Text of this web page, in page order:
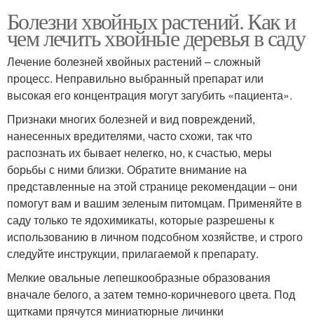
Болезни хвойных растений. Как и
чем лечить хвойные деревья в саду
Лечение болезней хвойных растений – сложный
процесс. Неправильно выбранный препарат или
высокая его концентрация могут загубить «пациента».
Признаки многих болезней и вид повреждений,
нанесенных вредителями, часто схожи, так что
распознать их бывает нелегко, но, к счастью, меры
борьбы с ними близки. Обратите внимание на
представленные на этой странице рекомендации – они
помогут вам и вашим зеленым питомцам. Применяйте в
саду только те ядохимикаты, которые разрешены к
использованию в личном подсобном хозяйстве, и строго
следуйте инструкции, прилагаемой к препарату.
Мелкие овальные лепешкообразные образо­вания
вначале белого, а затем темно-коричневого цвета. Под
щитками прячутся миниатюрные личинки